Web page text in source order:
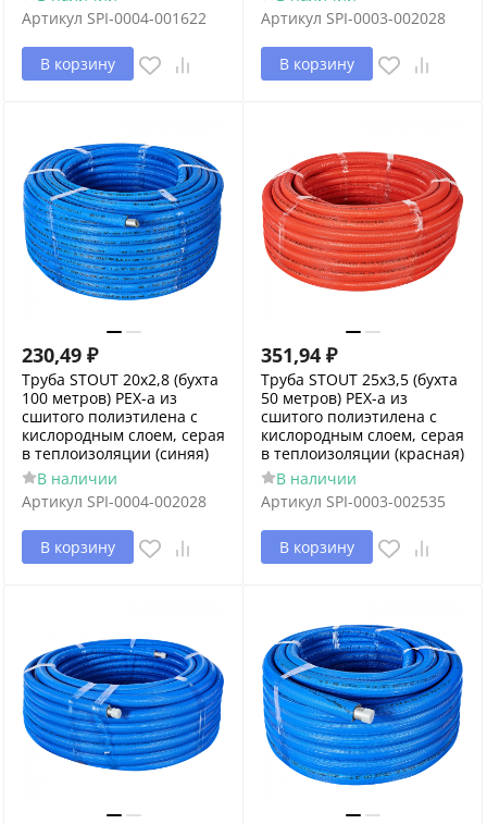
Артикул SPI-0004-001622
В корзину
Артикул SPI-0003-002028
В корзину
230,49 ₽
Труба STOUT 20х2,8 (бухта
100 метров) PEX-a из
сшитого полиэтилена с
кислородным слоем, серая
в теплоизоляции (синяя)
В наличии
Артикул SPI-0004-002028
В корзину
351,94 ₽
Труба STOUT 25х3,5 (бухта
50 метров) PEX-a из
сшитого полиэтилена с
кислородным слоем, серая
в теплоизоляции (красная)
В наличии
Артикул SPI-0003-002535
В корзину